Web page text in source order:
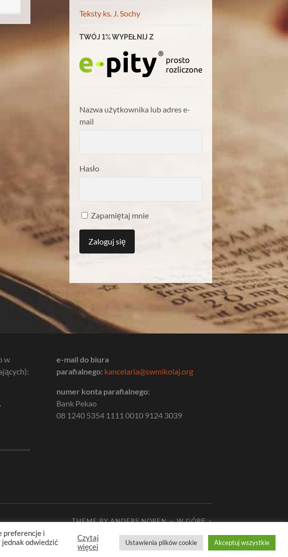
Teksty ks. J. Sochy
TWÓJ 1% WYPEŁNIJ Z
Nazwa użytkownika lub adres e-
mail
Hasło
Zapamiętaj mnie
w
e-mail do biura
parafialnego: kancelaria@swmikolaj.org
numer konta parafialnego:
Bank Pekao
08 1240 5354 1111 0010 9124 3039
THEME BYANDERS NOREN—W GÓRĘ ↑
preferencje i
jednak odwiedzić
Czytaj
więcej
Ustawienia plików cookie Akceptuj wszystkie